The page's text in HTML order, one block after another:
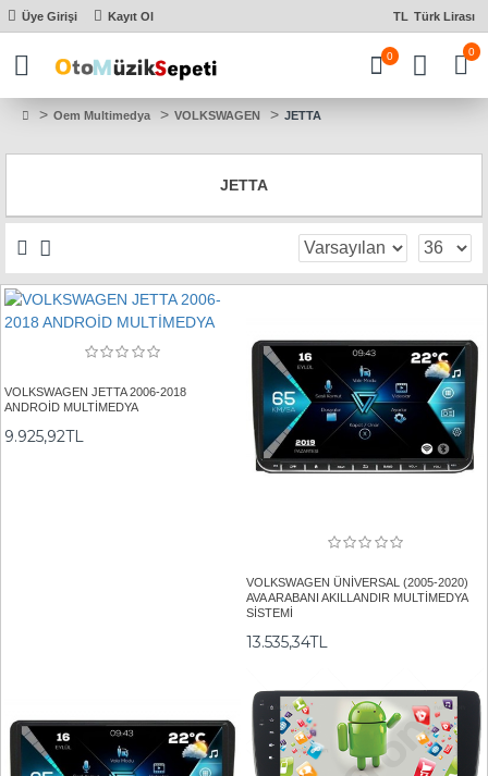
Üye Girişi Kayıt Ol TL Türk Lirası
0 0
Oem Multimedya VOLKSWAGEN JETTA
JETTA
VOLKSWAGEN JETTA 2006-2018
ANDROİD MULTİMEDYA
9.925,92TL
VOLKSWAGEN ÜNİVERSAL (2005-2020)
AVA ARABANI AKILLANDIR MULTİMEDYA
SİSTEMİ
13.535,34TL